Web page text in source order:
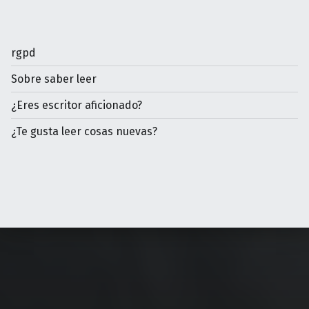
rgpd
Sobre saber leer
¿Eres escritor aficionado?
¿Te gusta leer cosas nuevas?